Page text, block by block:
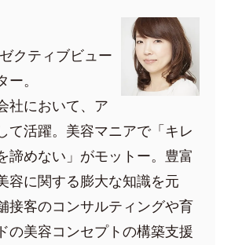
クティブビュー
。
社において、ア
て活躍。美容マニアで「キレ
諦めない」がモットー。豊富
容に関する膨大な知識を元
接客のコンサルティングや育
の美容コンセプトの構築支援